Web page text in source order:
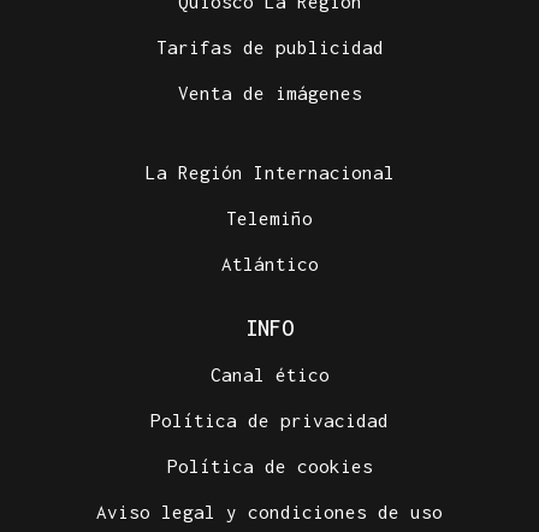
Tarifas de publicidad
Venta de imágenes
La Región Internacional
Telemiño
Atlántico
INFO
Canal ético
Política de privacidad
Política de cookies
Aviso legal y condiciones de uso